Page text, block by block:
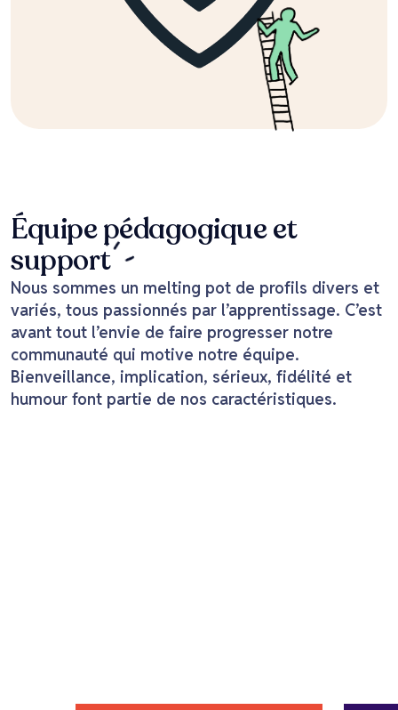
Équipe pédagogique et
support
Nous sommes un melting pot de profils divers et
variés, tous passionnés par l’apprentissage. C’est
avant tout l’envie de faire progresser notre
communauté qui motive notre équipe.
Bienveillance, implication, sérieux, fidélité et
humour font partie de nos caractéristiques.